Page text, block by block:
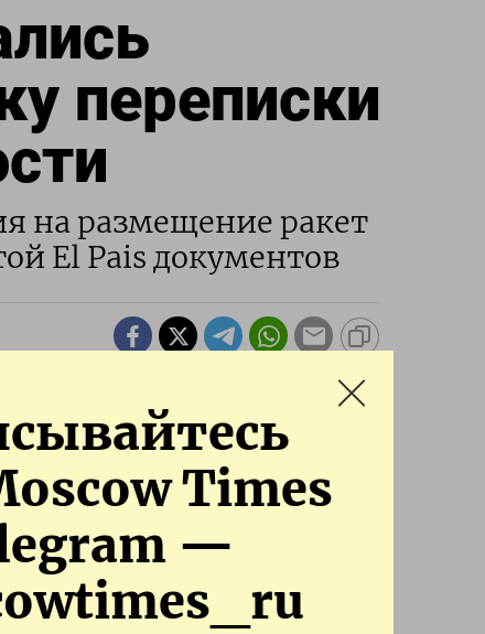
Times
—
переписки
на размещение ракет
El Pais документов